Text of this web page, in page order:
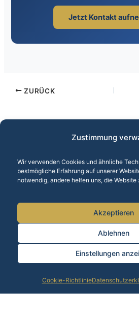
Zustimmung
Wir verwenden Cookies und ähnliche
bestmögliche Erfahrung auf unserer
notwendig, andere helfen uns, die Website
Akzeptieren
Ablehnen
Einstellungen
Cookie-Richtlinie
Jetzt Kontakt
ZURÜCK
Unsere Leistungen:
Alle Standorte
Copyright © 2026 Allfinanz
Beratung anfragen